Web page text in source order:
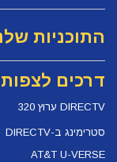
התוכניות
דרכים לצפות
DIRECTV ערוץ 320
סטרימינג ב-DIRECTV
AT&T U-VERSE